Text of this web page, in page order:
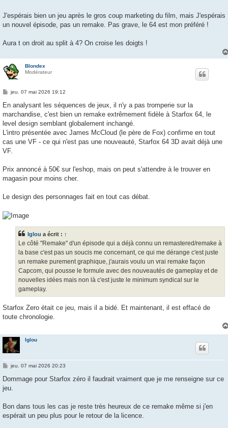
J'espérais bien un jeu après le gros coup marketing du film, mais J'espérais
un nouvel épisode, pas un remake. Pas grave, le 64 est mon préféré !
Aura t on droit au split à 4? On croise les doigts !
Blondex
Modérateur
M
s
a
g
jeu. 07 mai 2026 19:12
En analysant les séquences de jeux, il n'y a pas tromperie sur la
marchandise, c'est bien un remake extrêmement fidèle à Starfox 64, le
level design semblant globalement inchangé.
L'intro présentée avec James McCloud (le père de Fox) confirme en tout
cas une VF - ce qui n'est pas une nouveauté, Starfox 64 3D avait déjà une
VF.
Prix annoncé à 50€ sur l'eshop, mais on peut s'attendre à le trouver en
magasin pour moins cher.
Le design des personnages fait en tout cas débat.
Iglou a écrit : ↑
Le côté "Remake" d'un épisode qui a déjà connu un remastered/remake à
la base c'est pas un soucis me concernant, ce qui me dérange c'est juste
un remake purement graphique, j'aurais voulu un vrai remake façon
Capcom, qui pousse le formule avec des nouveautés de gameplay et de
nouvelles idées mais non là c'est juste le minimum syndical sur le
gameplay.
Starfox Zero était ce jeu, mais il a bidé. Et maintenant, il est effacé de
toute chronologie.
Iglou
M
s
a
jeu. 07 mai 2026 20:23
Dommage pour Starfox zéro il faudrait vraiment que je me renseigne sur ce
jeu.
Bon dans tous les cas je reste très heureux de ce remake même si j'en
espérait un peu plus pour le retour de la licence.